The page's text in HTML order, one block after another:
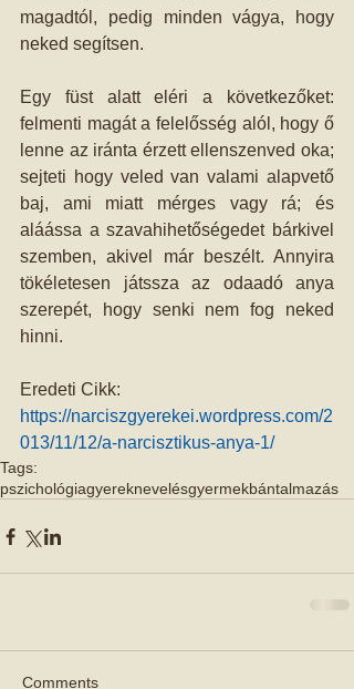
magadtól, pedig minden vágya, hogy
neked segítsen.
Egy füst alatt eléri a következőket:
felmenti magát a felelősség alól, hogy ő
lenne az iránta érzett ellenszenved oka;
sejteti hogy veled van valami alapvető
baj, ami miatt mérges vagy rá; és
aláássa a szavahihetőségedet bárkivel
szemben, akivel már beszélt. Annyira
tökéletesen játssza az odaadó anya
szerepét, hogy senki nem fog neked
hinni.
Eredeti Cikk:
https://narciszgyerekei.wordpress.com/2
013/11/12/a-narcisztikus-anya-1/
Tags:
pszichológiagyereknevelésgyermekbántalmazás
Comments